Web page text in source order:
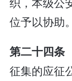
位予以协助。
第二十四条
征集的应征